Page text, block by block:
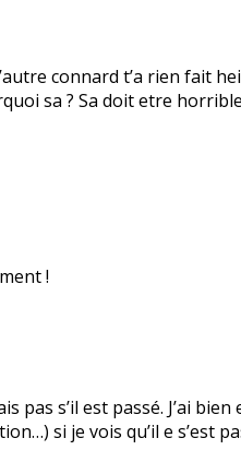
connard t’a rien fait
sa ? Sa doit etre
!
pas s’il est passé. J’ai
si je vois qu’il e s’est